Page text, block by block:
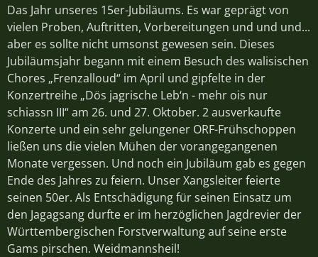
Das Jahr unseres 15er-Jubiläums. Es war geprägt von
vielen Proben, Auftritten, Vorbereitungen und und und...
aber es sollte nicht umsonst gewesen sein. Dieses
Jubiläumsjahr begann mit einem Besuch des walisischen
Chores „Frenzalloud“ im April und gipfelte in der
Konzertreihe „Dös jagrische Leb‘n - mehr ois nur
schiassn III“ am 26. und 27. Oktober. 2 ausverkaufte
Konzerte und ein sehr gelungener ORF-Frühschoppen
ließen uns die vielen Mühen der vorangegangenen
Monate vergessen. Und noch ein Jubiläum gab es gegen
Ende des Jahres zu feiern. Unser Xangsleiter feierte
seinen 50er. Als Entschädigung für seinen Einsatz um
den Jagagsang durfte er im herzöglichen Jagdrevier der
Württembergischen Forstverwaltung auf seine erste
Gams pirschen. Weidmannsheil!